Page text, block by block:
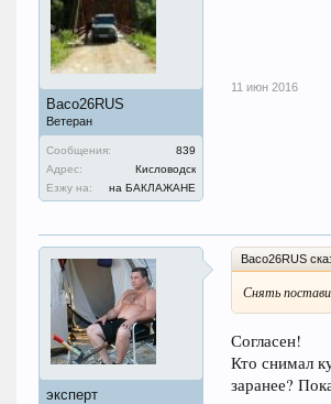
Васо26RUS
Ветеран
Сообщения:
839
Адрес:
Кисловодск
Езжу на:
на БАКЛАЖАНЕ
11 июн 2016
эксперт
Васо26RUS
Снять
Согласен!
Кто снимал
заранее?